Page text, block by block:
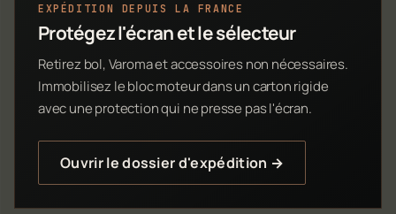
EXPÉDITION DEPUIS LA FRANCE
Protégez l'écran et le sélecteur
Retirez bol, Varoma et accessoires non nécessaires.
Immobilisez le bloc moteur dans un carton rigide
avec une protection qui ne presse pas l'écran.
Ouvrir le dossier d'expédition →